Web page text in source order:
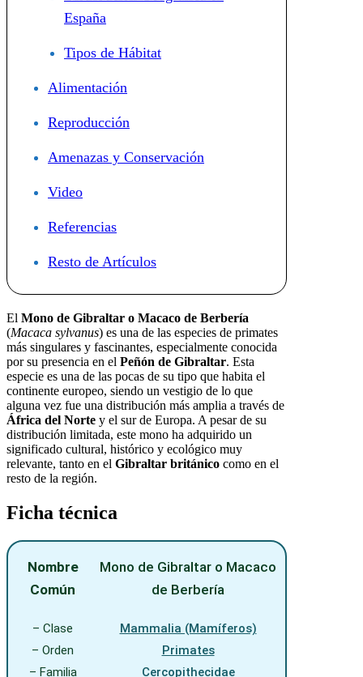
España
Tipos de Hábitat
Alimentación
Reproducción
Amenazas y Conservación
Video
Referencias
Resto de Artículos
El Mono de Gibraltar o Macaco de Berbería
(Macaca sylvanus) es una de las especies de primates
más singulares y fascinantes, especialmente conocida
por su presencia en el Peñón de Gibraltar. Esta
especie es una de las pocas de su tipo que habita el
continente europeo, siendo un vestigio de lo que
alguna vez fue una distribución más amplia a través de
África del Norte y el sur de Europa. A pesar de su
distribución limitada, este mono ha adquirido un
significado cultural, histórico y ecológico muy
relevante, tanto en el Gibraltar británico como en el
resto de la región.
Ficha técnica
Nombre
Común
Mono de Gibraltar o Macaco
de Berbería
– Clase
Mammalia (Mamíferos)
– Orden
Primates
– Familia
Cercopithecidae